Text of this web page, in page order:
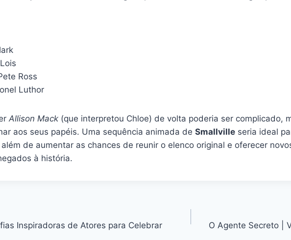
Ross
Luthor
Allison Mack (que interpretou Chloe) de volta poderia ser complicado,
aos seus papéis. Uma sequência animada de Smallville seria ideal
de aumentar as chances de reunir o elenco original e oferecer
à história.
Inspiradoras de Atores para Celebrar O Agente Secreto |